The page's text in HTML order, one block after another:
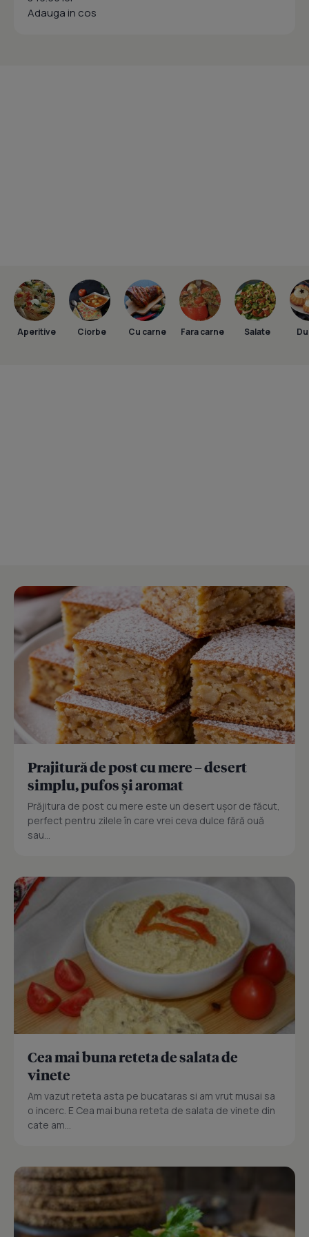
Adauga in cos
Aperitive Ciorbe Cu carne Fara carne Salate
Prajitură de post cu mere – desert
simplu, pufos și aromat
Prăjitura de post cu mere este un desert ușor de făcut,
perfect pentru zilele în care vrei ceva dulce fără ouă
sau...
Cea mai buna reteta de salata de
vinete
Am vazut reteta asta pe bucataras si am vrut musai sa
o incerc. E Cea mai buna reteta de salata de vinete din
cate am...